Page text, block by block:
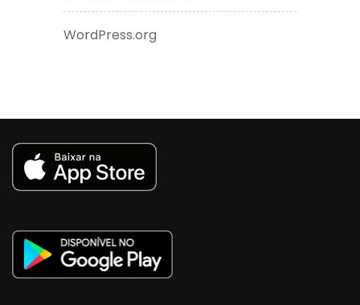
WordPress.org